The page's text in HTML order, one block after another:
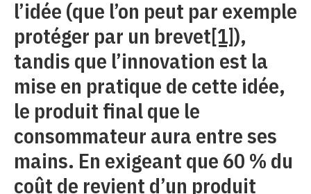
l’idée (que l’on peut par exemple
protéger par un brevet[1]),
tandis que l’innovation est la
mise en pratique de cette idée,
le produit final que le
consommateur aura entre ses
mains. En exigeant que 60 % du
coût de revient d’un produit